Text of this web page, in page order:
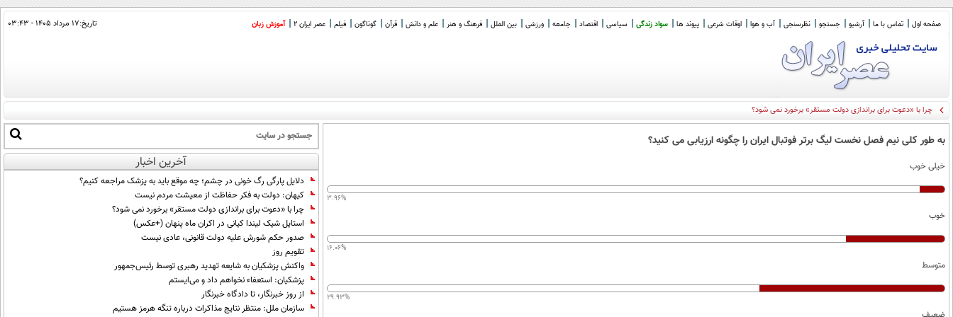
صفحه اول تماس با ما آرشیو جستجو نظرسنجی آب و هوا اوقات شرعی پیوند ها سواد زندگی سیاسی اقتصاد جامعه ورزشی بین الملل فرهنگ و هنر علم و دانش قرآن گوناگون فیلم عصر ایران 2 آموزش زبان تاریخ:۱۷ مرداد ۱۴۰۵ - ۰۳:۴۳
به طور کلی نیم فصل نخست لیگ برتر فوتبال ایران را چگونه ارزیابی می کنید؟
خیلی خوب
3.96%
خوب
16.06%
متوسط
29.93%
آخرین اخبار
دلایل پارگی رگ خونی در چشم؛ چه موقع باید به پزشک مراجعه کنیم؟
کیهان: دولت به فکر حفاظت از معیشت مردم نیست
چرا با «دعوت برای براندازی دولت مستقر» برخورد نمی شود؟
استایل شیک لیندا کیانی در اکران ماه پنهان (+عکس)
صدور حکم شورش علیه دولت قانونی، عادی نیست
تقویم روز
واکنش پزشکیان به شایعه تهدید رهبری توسط رئیس‌جمهور
پزشکیان: استعفاء نخواهم داد و می‌ایستم
از روز خبرنگار، تا دادگاه خبرنگار
سازمان ملل: منتظر نتایج مذاکرات درباره تنگه هرمز هستیم